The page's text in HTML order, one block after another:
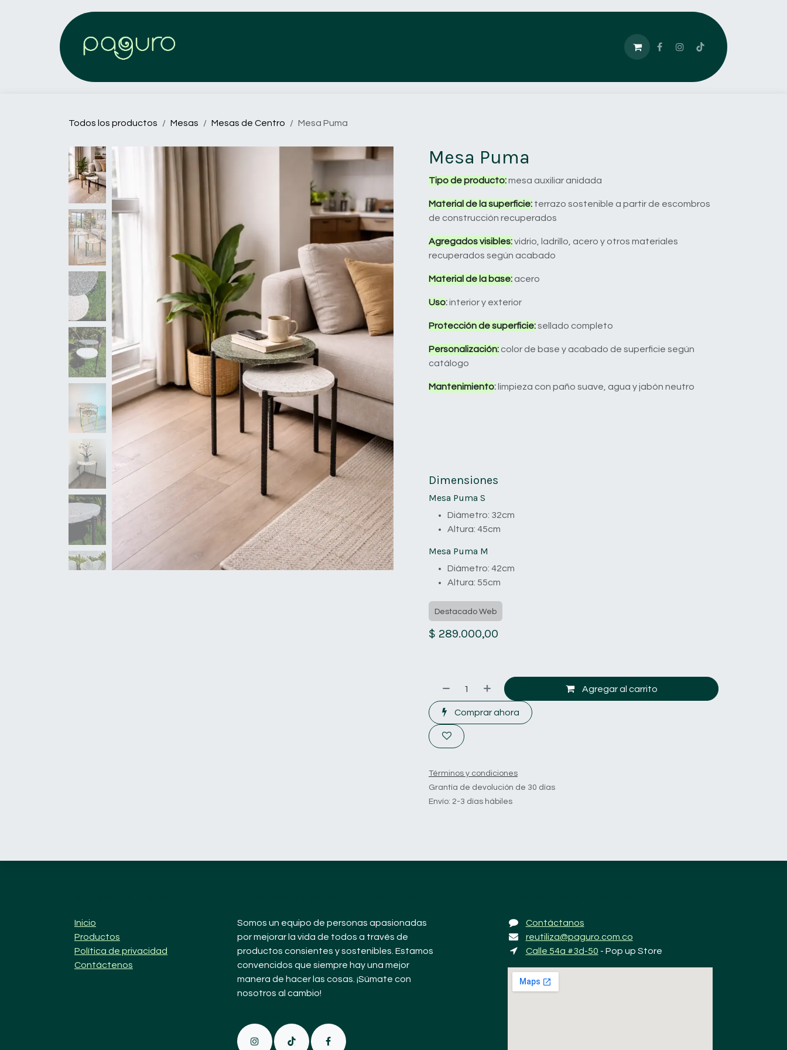
Todos los productos Mesas Mesas de Centro Mesa Puma
Mesa Puma
Tipo de producto:mesa auxiliar anidada
Material de la superficie: terrazo sostenible a partir de escombros
de construcción recuperados
Agregados visibles:vidrio, ladrillo, acero y otros materiales
recuperados según acabado
Material de la base: acero
Uso:interior y exterior
Protección de superficie:sellado completo
Personalización: color de base y acabado de superficie según
catálogo
Mantenimiento: limpieza con paño suave, agua y jabón neutro
Dimensiones
Mesa Puma S
Diámetro: 32cm
Altura: 45cm
Mesa Puma M
Diámetro: 42cm
Altura: 55cm
Destacado Web
$ 289.000,00
Agregar al carrito
Comprar ahora
Términos y condiciones
Grantía de devolución de 30 días
Envío: 2-3 días hábiles
Inicio
Productos
Política de privacidad
Contáctenos
Contáctanos
reutiliza@paguro.com.co
Calle 54a #3d-50 - Pop up Store
Somos un equipo de personas apasionadas
por mejorar la vida de todos a través de
productos consientes y sostenibles. Estamos
convencidos que siempre hay una mejor
manera de hacer las cosas. ¡Súmate con
nosotros al cambio!